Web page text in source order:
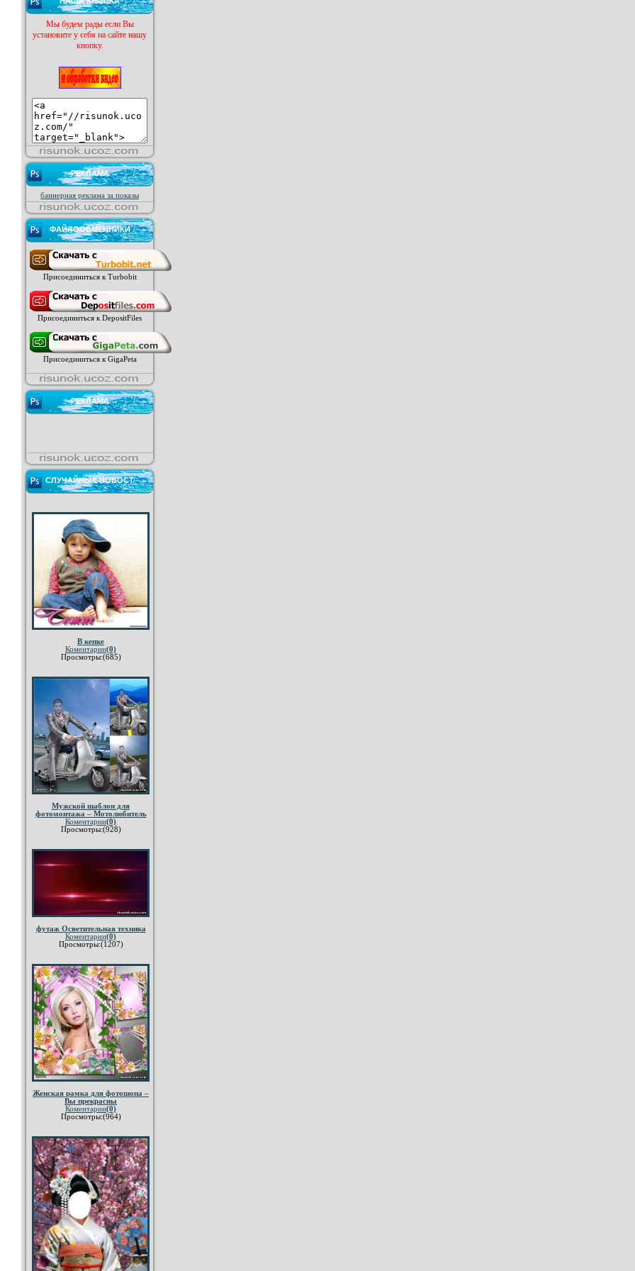
Мы будем рады если Вы
установите у себя на сайте нашу
кнопку.
РЕКЛАМА
баннерная реклама за показы
ФАЙЛООБМЕННИКИ
Присоединиться к Turbobit
Присоединиться к DepositFiles
Присоединиться к GigaPeta
РЕКЛАМА
СЛУЧАЙНЫЕ НОВОСТ
В кепке
Коментарии(0)
Просмотры:(685)
Мужской шаблон для
фотомонтажа – Мотолюбитель
Коментарии(0)
Просмотры:(928)
футаж Осветительная техника
Коментарии(0)
Просмотры:(1207)
Женская рамка для фотошопа –
Вы прекрасны
Коментарии(0)
Просмотры:(964)